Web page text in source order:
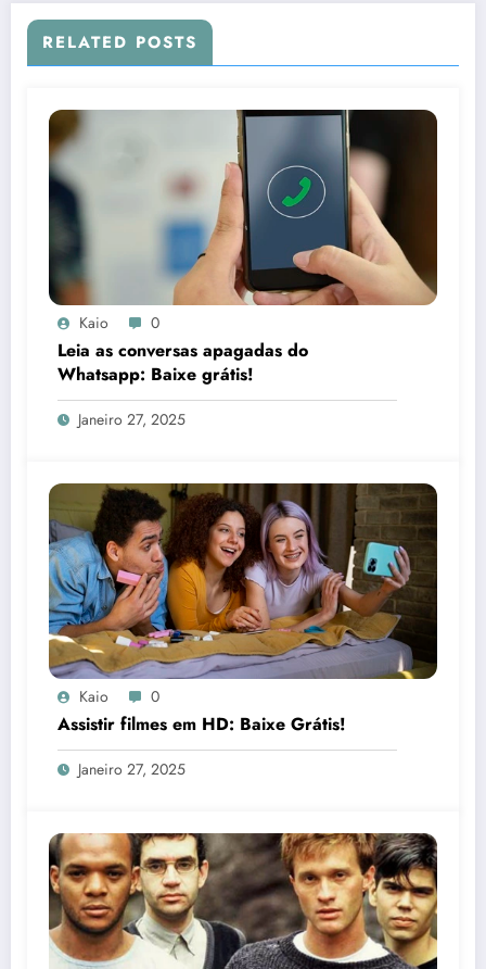
RELATED POSTS
Kaio 0
Leia as conversas apagadas do
Whatsapp: Baixe grátis!
Janeiro 27, 2025
Kaio 0
Assistir filmes em HD: Baixe Grátis!
Janeiro 27, 2025